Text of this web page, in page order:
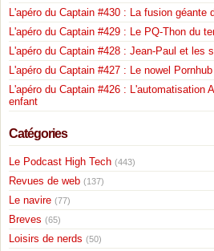
L'apéro du Captain #430 : La fusion géante
L'apéro du Captain #429 : Le PQ-Thon du
L'apéro du Captain #428 : Jean-Paul et les
L'apéro du Captain #427 : Le nowel
L'apéro du Captain #426 : L'automatisation
enfant
Catégories
Le Podcast High Tech (443)
Revues de web (137)
Le navire (77)
Breves (65)
Loisirs de nerds (50)